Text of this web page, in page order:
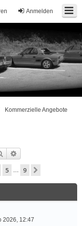
Anmelden
Kommerzielle Angebote
Suche
5 … 9
2026, 12:47